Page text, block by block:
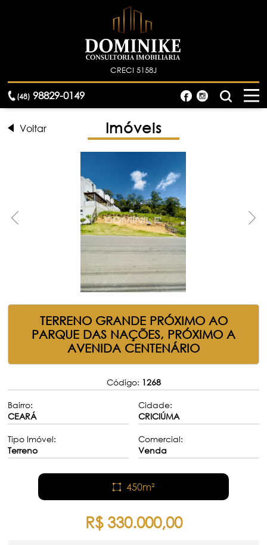
CRECI 5158J
(48) 98829-0149
Voltar Imóveis
TERRENO GRANDE PRÓXIMO AO
PARQUE DAS NAÇÕES, PRÓXIMO A
AVENIDA CENTENÁRIO
Código: 1268
Cidade:
CRICIÚMA
Bairro:
CEARÁ
Comercial:
Venda
Tipo Imóvel:
Terreno
450m²
R$ 330.000,00